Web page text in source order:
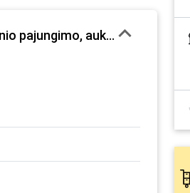
pajungimo, aukštis 550 mm,